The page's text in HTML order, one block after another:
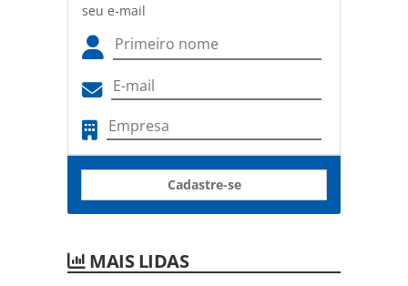
seu e-mail
Cadastre-se
MAIS LIDAS